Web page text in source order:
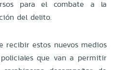
para el combate a la
del delito.
recibir estos nuevos medios
que van a permitir